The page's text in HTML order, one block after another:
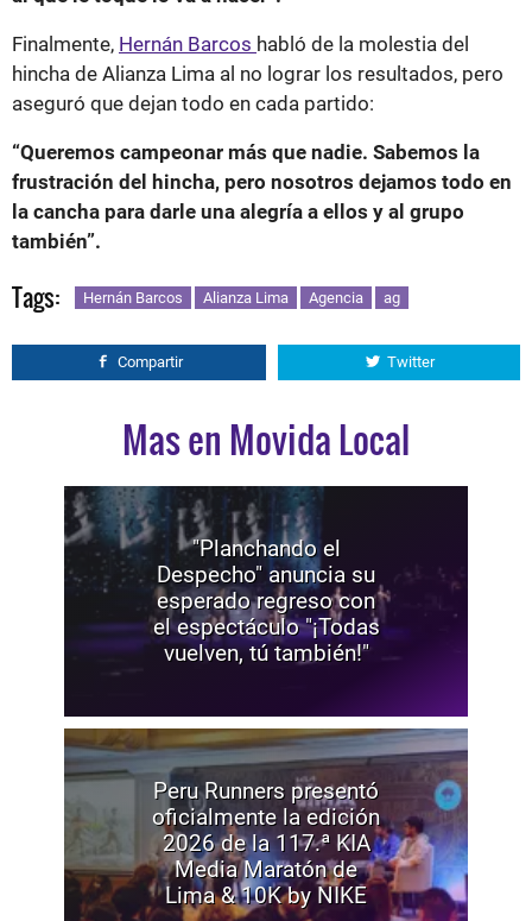
Finalmente, Hernán Barcos habló de la molestia del
hincha de Alianza Lima al no lograr los resultados, pero
aseguró que dejan todo en cada partido:
“Queremos campeonar más que nadie. Sabemos la
frustración del hincha, pero nosotros dejamos todo en
la cancha para darle una alegría a ellos y al grupo
también”.
Tags: Hernán Barcos Alianza Lima Agencia ag
Compartir Twitter
Mas en Movida Local
"Planchando el
Despecho" anuncia su
esperado regreso con
el espectáculo "¡Todas
vuelven, tú también!"
Peru Runners presentó
oficialmente la edición
2026 de la 117.ª KIA
Media Maratón de
Lima & 10K by NIKE